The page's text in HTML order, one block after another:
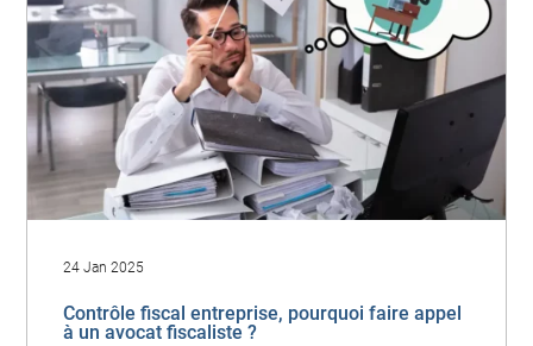
Contrôle fiscal entreprise, pourquoi faire appel
à un avocat fiscaliste ?
24 Jan 2025